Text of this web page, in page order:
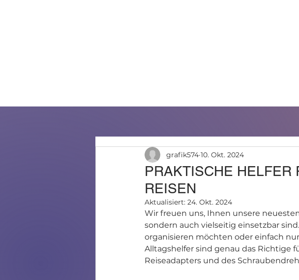
PRAKTISCHE HELFER
REISEN
grafik574 10. Okt. 2024
Aktualisiert: 24. Okt. 2024
Wir freuen uns, Ihnen unsere
sondern auch vielseitig einsetzbar
organisieren möchten oder einfach
Alltagshelfer sind genau das Richtige
Reiseadapters und des